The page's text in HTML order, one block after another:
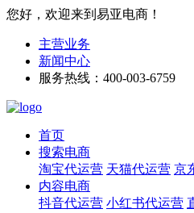
您好，欢迎来到易亚电商！
主营业务
新闻中心
服务热线：400-003-6759
首页
搜索电商
淘宝代运营 天猫代运营 京
内容电商
抖音代运营 小红书代运营